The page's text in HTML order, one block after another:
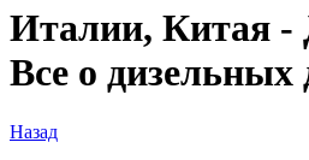
Италии, Китая -
Все о дизельных
Назад